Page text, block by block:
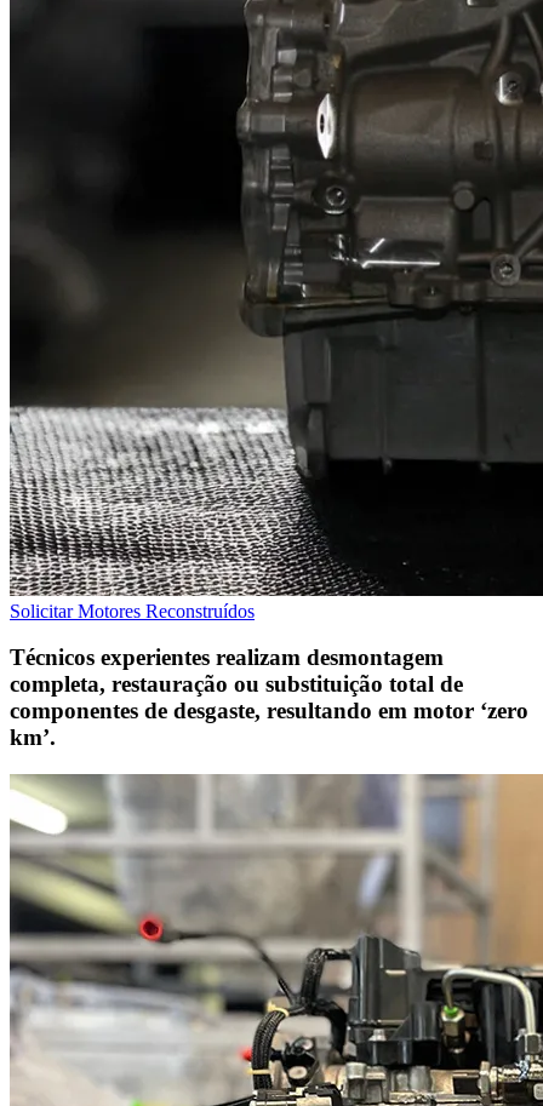
Solicitar Motores Reconstruídos
Técnicos experientes realizam desmontagem
completa, restauração ou substituição total de
componentes de desgaste, resultando em motor ‘zero
km’.